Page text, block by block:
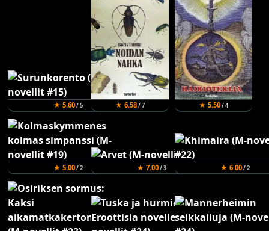
★ 5.60/ 5 ★ 6.58/ 7 ★ 5.50/ 4
★ 5.00/ 2 ★ 7.00/ 3 ★ 6.00/ 2